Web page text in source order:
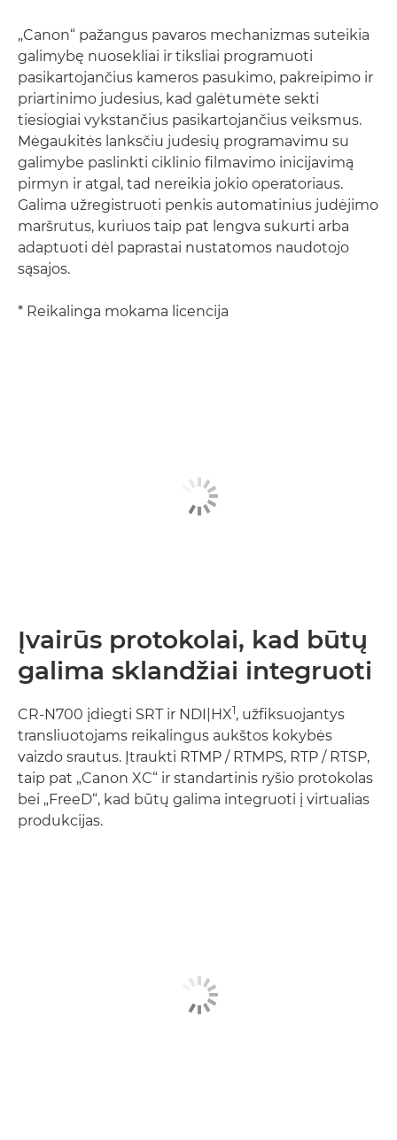
„Canon“ pažangus pavaros mechanizmas suteikia
galimybę nuosekliai ir tiksliai programuoti
pasikartojančius kameros pasukimo, pakreipimo ir
priartinimo judesius, kad galėtumėte sekti
tiesiogiai vykstančius pasikartojančius veiksmus.
Mėgaukitės lanksčiu judesių programavimu su
galimybe paslinkti ciklinio filmavimo inicijavimą
pirmyn ir atgal, tad nereikia jokio operatoriaus.
Galima užregistruoti penkis automatinius judėjimo
maršrutus, kuriuos taip pat lengva sukurti arba
adaptuoti dėl paprastai nustatomos naudotojo
sąsajos.
* Reikalinga mokama licencija
Įvairūs protokolai, kad būtų
galima sklandžiai integruoti
CR-N700 įdiegti SRT ir NDI|HX1, užfiksuojantys
transliuotojams reikalingus aukštos kokybės
vaizdo srautus. Įtraukti RTMP / RTMPS, RTP / RTSP,
taip pat „Canon XC“ ir standartinis ryšio protokolas
bei „FreeD“, kad būtų galima integruoti į virtualias
produkcijas.